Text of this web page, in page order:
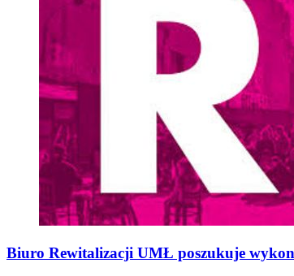
Biuro Rewitalizacji UMŁ poszukuje